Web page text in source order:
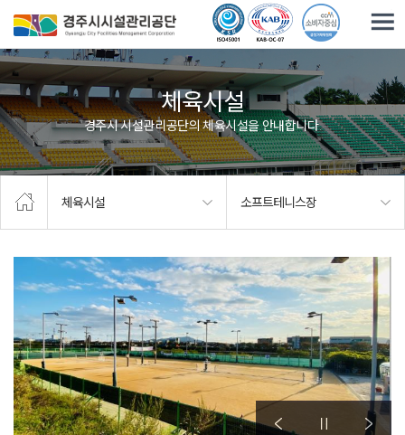
체육시설
경주시 시설관리공단의 체육시설을 안내합니다.
체육시설 소프트테니스장